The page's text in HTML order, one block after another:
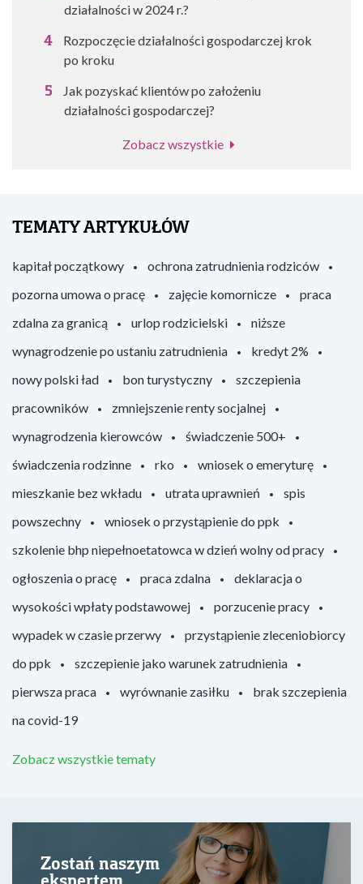
działalności w 2024 r.?
Rozpoczęcie działalności gospodarczej krok
po kroku
Jak pozyskać klientów po założeniu
działalności gospodarczej?
Zobacz wszystkie
TEMATY ARTYKUŁÓW
kapitał początkowy
ochrona zatrudnienia rodziców
pozorna umowa o pracę
zajęcie komornicze
praca
zdalna za granicą
urlop rodzicielski
niższe
wynagrodzenie po ustaniu zatrudnienia
kredyt 2%
nowy polski ład
bon turystyczny
szczepienia
pracowników
zmniejszenie renty socjalnej
wynagrodzenia kierowców
świadczenie 500+
świadczenia rodzinne
rko
wniosek o emeryturę
mieszkanie bez wkładu
utrata uprawnień
spis
powszechny
wniosek o przystąpienie do ppk
szkolenie bhp niepełnoetatowca w dzień wolny od pracy
ogłoszenia o pracę
praca zdalna
deklaracja o
wysokości wpłaty podstawowej
porzucenie pracy
wypadek w czasie przerwy
przystąpienie zleceniobiorcy
do ppk
szczepienie jako warunek zatrudnienia
pierwsza praca
wyrównanie zasiłku
brak szczepienia
na covid-19
Zobacz wszystkie tematy
Zostań naszym